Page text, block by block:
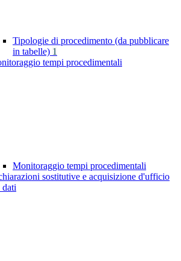
Tipologie di procedimento (da pubblicare
in tabelle) 1
tempi procedimentali
Monitoraggio tempi procedimentali
sostitutive e acquisizione d'ufficio
dati